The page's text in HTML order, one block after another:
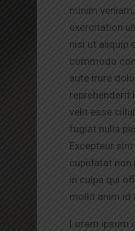
minim
exercitation
nisi ut aliquip
commodo
aute irure
reprehenderit
velit esse
fugiat nulla
Excepteur
cupidatat non
in culpa qui
mollit anim id
Lorem ipsum